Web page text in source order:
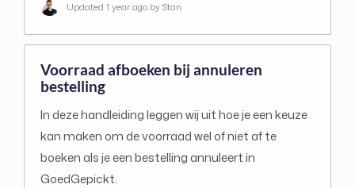
Updated 1 year ago by Stan
Voorraad afboeken bij annuleren
bestelling
In deze handleiding leggen wij uit hoe je een keuze
kan maken om de voorraad wel of niet af te
boeken als je een bestelling annuleert in
GoedGepickt.